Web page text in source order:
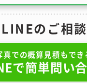
LINEのご相談
真での概算見積もでき
で簡単問い